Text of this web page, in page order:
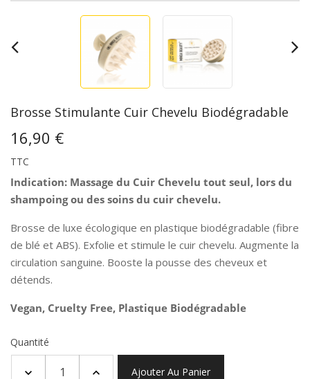
Brosse Stimulante Cuir Chevelu Biodégradable
16,90 €
TTC
Indication: Massage du Cuir Chevelu tout seul, lors du
shampoing ou des soins du cuir chevelu.
Brosse de luxe écologique en plastique biodégradable (fibre
de blé et ABS). Exfolie et stimule le cuir chevelu. Augmente la
circulation sanguine. Booste la pousse des cheveux et
détends.
Vegan, Cruelty Free, Plastique Biodégradable
Quantité
Ajouter Au Panier